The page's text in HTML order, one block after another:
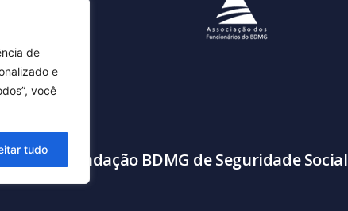
de
e
você
tudo - Fundação BDMG de Seguridade Social